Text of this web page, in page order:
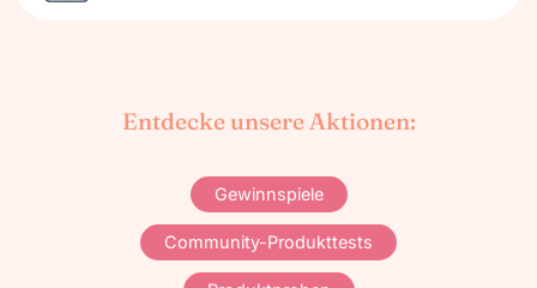
Entdecke unsere Aktionen:
Gewinnspiele
Community-Produkttests